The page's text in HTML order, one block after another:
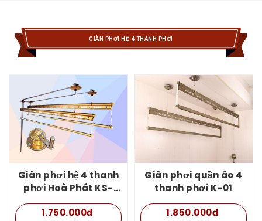
GIÀN PHƠI HỆ 4 THANH PHƠI
Giàn phơi hệ 4 thanh
phơi Hoà Phát KS-
982
1.750.000đ
Giàn phơi quần áo 4
thanh phơi K-01
1.850.000đ